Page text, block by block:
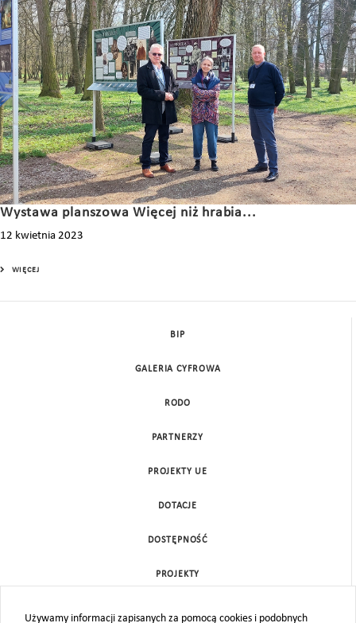
Wystawa planszowa Więcej niż hrabia...
12 kwietnia 2023
WIĘCEJ
Używamy informacji zapisanych za pomocą cookies i podobnych
BIP
GALERIA CYFROWA
RODO
PARTNERZY
PROJEKTY UE
DOTACJE
DOSTĘPNOŚĆ
PROJEKTY